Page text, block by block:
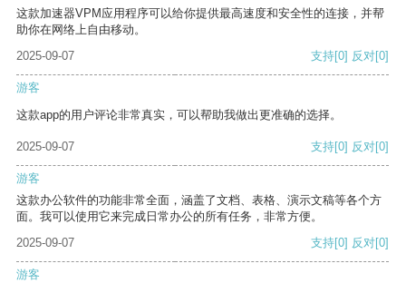
这款加速器VPM应用程序可以给你提供最高速度和安全性的连接，并帮
助你在网络上自由移动。
2025-09-07
支持[0] 反对[0]
游客
这款app的用户评论非常真实，可以帮助我做出更准确的选择。
2025-09-07 支持[0] 反对[0]
游客
这款办公软件的功能非常全面，涵盖了文档、表格、演示文稿等各个方
面。我可以使用它来完成日常办公的所有任务，非常方便。
2025-09-07
支持[0] 反对[0]
游客